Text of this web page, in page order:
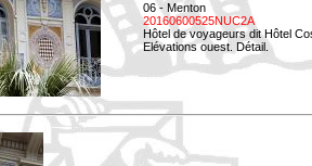
06 - Menton
20160600525NUC2A
Hôtel de voyageurs dit Hôtel
Elévations ouest. Détail.